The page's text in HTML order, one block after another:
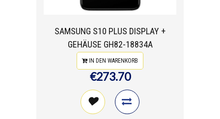
SAMSUNG S10 PLUS DISPLAY +
GEHÄUSE GH82-18834A
IN DEN WARENKORB
€273.70